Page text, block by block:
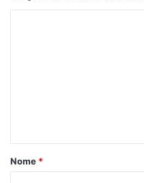
á
r
Nome *